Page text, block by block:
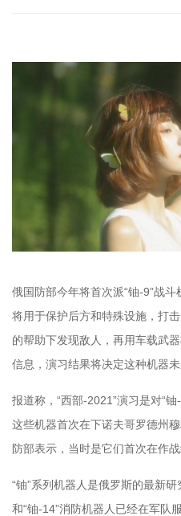
俄国防部今年将首次派“铀-9”战
将用于保护后方和特殊设施，打
的帮助下发现敌人，再用车载武
信息，演习结果将决定这种机器
报道称，“西部-2021”演习是对“
这些机器首次在下诺夫哥罗德州
防部表示，当时是它们首次在作
“铀”系列机器人是俄罗斯的最新研
和“铀-14”消防机器人已经在军队